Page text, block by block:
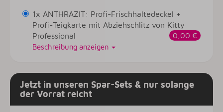
1x ANTHRAZIT: Profi-Frischhaltedeckel +
Profi-Teigkarte mit Abziehschlitz von Kitty
Professional
0,00 €
Beschreibung anzeigen
Jetzt in unseren Spar-Sets & nur solange
der Vorrat reicht